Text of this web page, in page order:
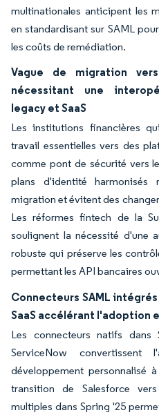
multinationales anticipent les
en standardisant sur SAML
les coûts de remédiation.
Vague de migration
nécessitant une
legacy et SaaS
Les institutions financières
travail essentielles vers des
comme pont de sécurité vers
plans d'identité harmonisés
migration et évitent des
Les réformes fintech de la
soulignent la nécessité d'une
robuste qui préserve les
permettant les API bancaires
Connecteurs SAML
SaaS accélérant l'adoption
Les connecteurs natifs
ServiceNow
développement personnalisé
transition de Salesforce
multiples dans Spring '25